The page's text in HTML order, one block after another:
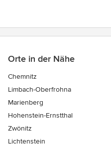
Orte in der Nähe
Chemnitz
Limbach-Oberfrohna
Marienberg
Hohenstein-Ernstthal
Zwönitz
Lichtenstein